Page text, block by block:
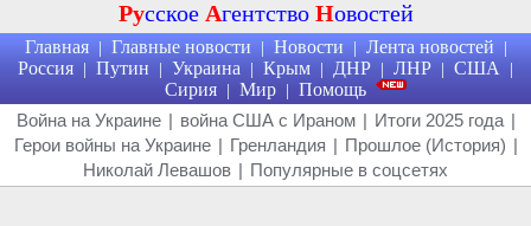
Русское Агентство Новостей
Главная | Главные новости | Новости | Лента новостей |
Россия | Путин | Украина | Крым | ДНР | ЛНР | США |
Сирия | Мир | Помощь
Война на Украине | война США с Ираном | Итоги 2025 года |
Герои войны на Украине | Гренландия | Прошлое (История) |
Николай Левашов | Популярные в соцсетях